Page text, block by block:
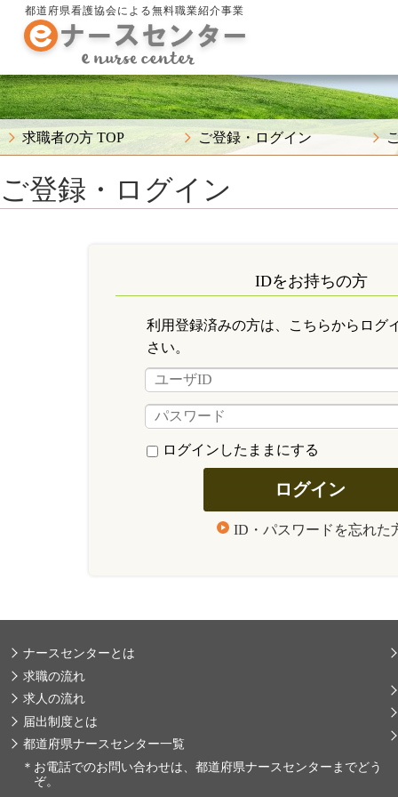
都道府県看護協会による無料職業紹介事業
求職者の方 TOP ご登録・ログイン
ご登録・ログイン
IDをお持ちの方
利用登録済みの方は、こちらからログ
さい。
ログインしたままにする
ID・パスワードを忘れた
ナースセンターとは
求職の流れ
求人の流れ
届出制度とは
都道府県ナースセンター一覧
＊ お電話でのお問い合わせは、都道府県ナースセンターまでどう
ぞ。